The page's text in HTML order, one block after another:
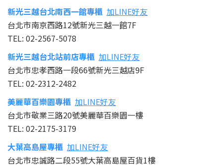
新光三越台北南西一館專櫃 加LINE好友
台北市南京西路12號新光三越一館7F
TEL: 02-2567-5078
新光三越台北站前店專櫃 加LINE好友
台北市忠孝西路一段66號新光三越店9F
TEL: 02-2312-2482
美麗華百樂園專櫃 加LINE好友
台北市敬業三路20號美麗華百樂園一樓
TEL: 02-2175-3179
大葉高島屋專櫃 加LINE好友
台北市忠誠路二段55號大葉高島屋百貨1樓